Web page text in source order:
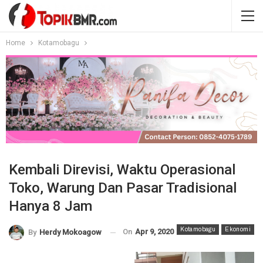
Home Kotamobagu
Kembali Direvisi, Waktu Operasional
Toko, Warung Dan Pasar Tradisional
Hanya 8 Jam
Kotamobagu Ekonomi
By Herdy Mokoagow On Apr 9, 2020